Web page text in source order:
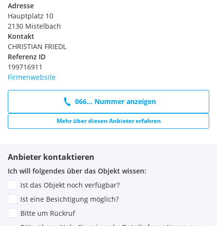
Adresse
Hauptplatz 10
2130 Mistelbach
Kontakt
CHRISTIAN FRIEDL
Referenz ID
199716911
Firmenwebsite
066... Nummer anzeigen
Mehr über diesen Anbieter erfahren
Anbieter kontaktieren
Ich will folgendes über das Objekt wissen:
Ist das Objekt noch verfügbar?
Ist eine Besichtigung möglich?
Bitte um Rückruf